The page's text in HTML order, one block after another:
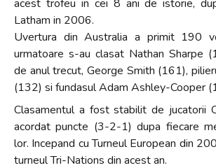
ajuta
navigați
interacționați
conținutul.
acest trofeu in cei 8 ani de istorie,
Latham in 2006.
Uvertura din Australia a primit 190
urmatoare s-au clasat Nathan Sharpe
de anul trecut, George Smith (161),
(132) si fundasul Adam Ashley-Cooper
Clasamentul a fost stabilit de jucatorii
acordat puncte (3-2-1) dupa fiecare
lor. Incepand cu Turneul European din
turneul Tri-Nations din acest an.